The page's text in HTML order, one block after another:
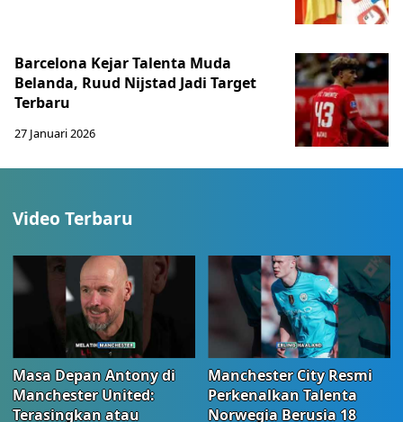
Barcelona Kejar Talenta Muda
Belanda, Ruud Nijstad Jadi Target
Terbaru
27 Januari 2026
Video Terbaru
Masa Depan Antony di
Manchester United:
Terasingkan atau
Manchester City Resmi
Perkenalkan Talenta
Norwegia Berusia 18